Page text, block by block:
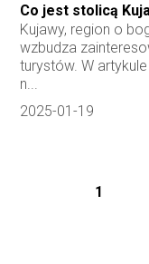
Co jest stolicą
Kujawy, region o
wzbudza
turystów. W
n...
2025-01-19
1